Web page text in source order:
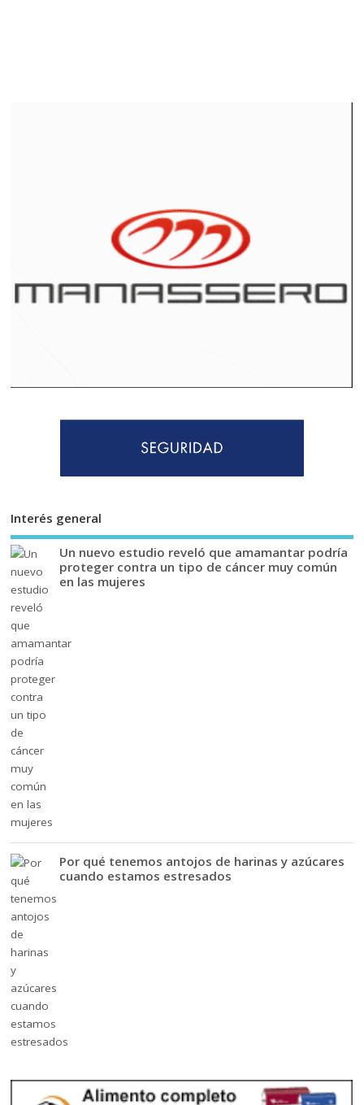
Interés general
Un nuevo estudio reveló que amamantar podría
proteger contra un tipo de cáncer muy común
en las mujeres
Por qué tenemos antojos de harinas y azúcares
cuando estamos estresados